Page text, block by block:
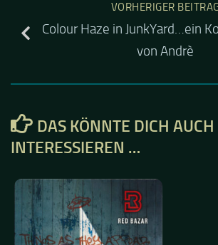
VORHERIGER
Colour Haze in JunkYard…ein
von Andrè
DAS KÖNNTE DICH AUCH
INTERESSIEREN …